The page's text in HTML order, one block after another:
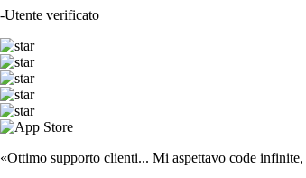
-Utente verificato
«Ottimo supporto clienti... Mi aspettavo code